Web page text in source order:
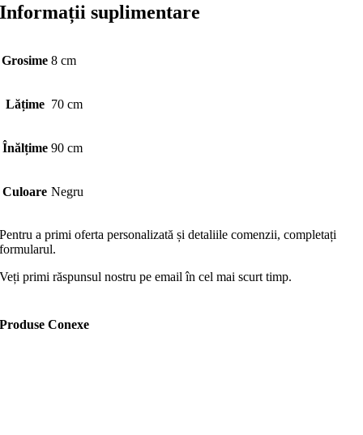
Informații suplimentare
Grosime 8 cm
Lățime 70 cm
Înălțime 90 cm
Culoare Negru
Pentru a primi oferta personalizată și detaliile comenzii, completați
formularul.
Veți primi răspunsul nostru pe email în cel mai scurt timp.
Produse Conexe